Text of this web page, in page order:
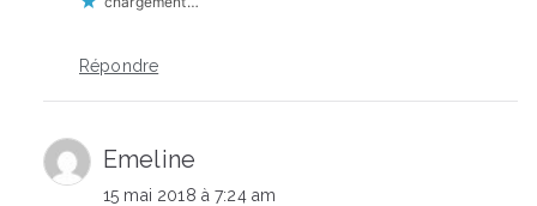
Répondre
Emeline
15 mai 2018 à 7:24 am